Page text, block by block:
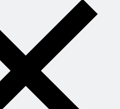
Книга
секретных
сочетаний
откроет вам
свободу
придумывать
получится.